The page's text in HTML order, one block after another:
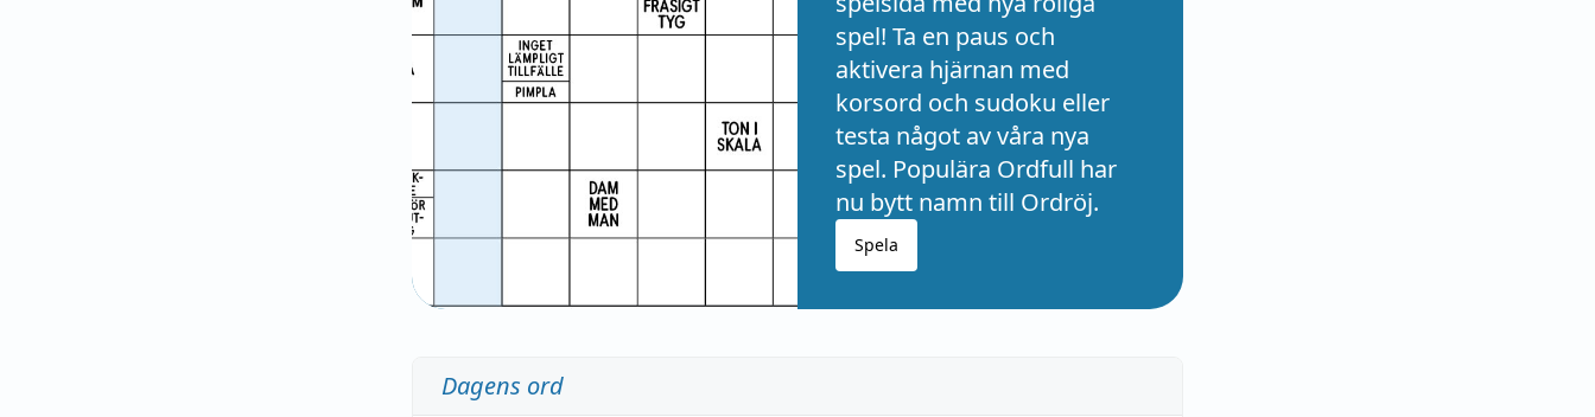
spel! Ta en paus och
aktivera hjärnan med
korsord och sudoku eller
testa något av våra nya
spel. Populära Ordfull har
nu bytt namn till Ordröj.
Spela
Dagens ord